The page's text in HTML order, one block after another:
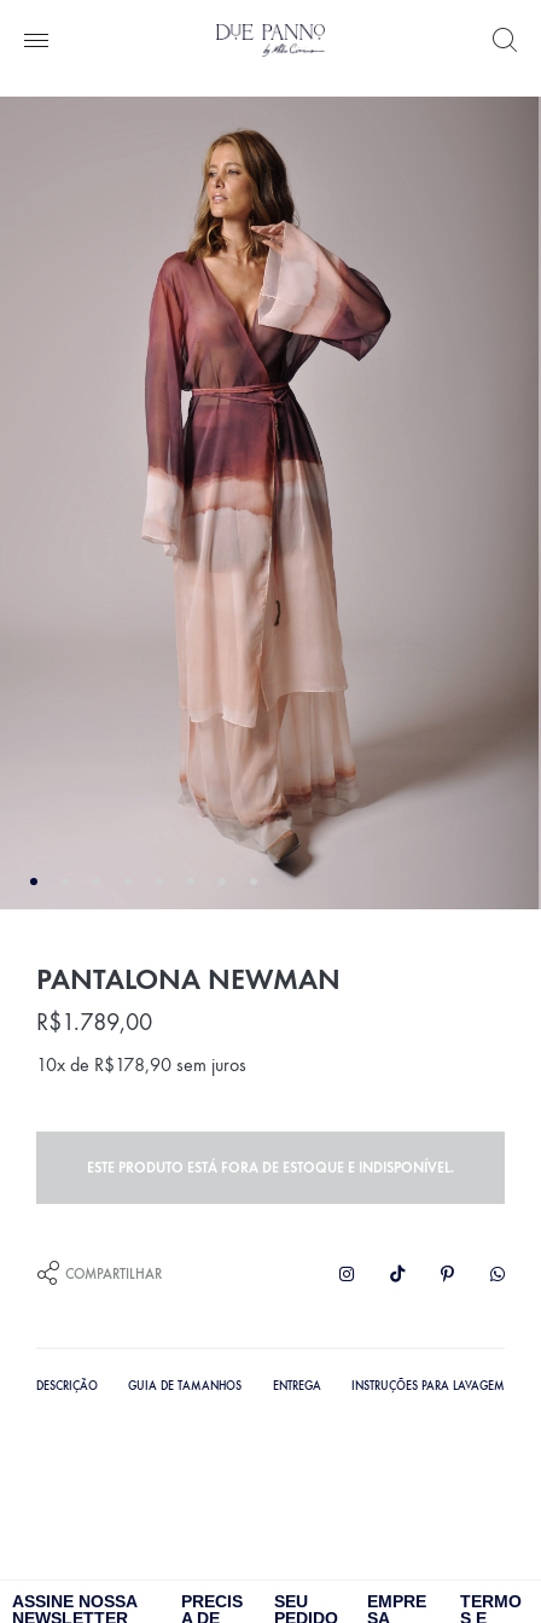
PANTALONA NEWMAN
R$1.789,00
10x de R$178,90 sem juros
ESTE PRODUTO ESTÁ FORA DE ESTOQUE E INDISPONÍVEL.
COMPARTILHAR
DESCRIÇÃO GUIA DE TAMANHOS ENTREGA INSTRUÇÕES PARA LAVAGEM
ASSINE NOSSA
NEWSLETTER
PRECIS
A DE
SEU
PEDIDO
EMPRE
SA
TERMO
S E